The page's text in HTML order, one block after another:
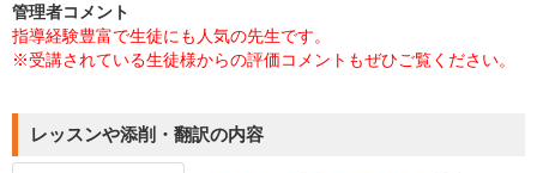
管理者コメント
指導経験豊富で生徒にも人気の先生です。
※受講されている生徒様からの評価コメントもぜひご覧ください。
レッスンや添削・翻訳の内容